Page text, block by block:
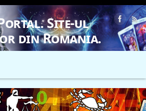
Site-ul
din Romania.
VRAJITOARE